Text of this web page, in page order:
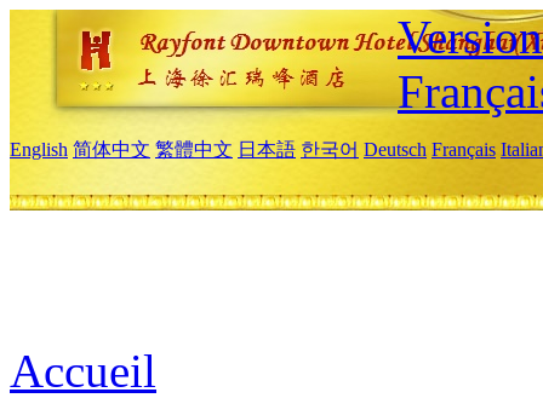
English 简体中文 繁體中文 日本語 한국어 Deutsch Français
Accueil